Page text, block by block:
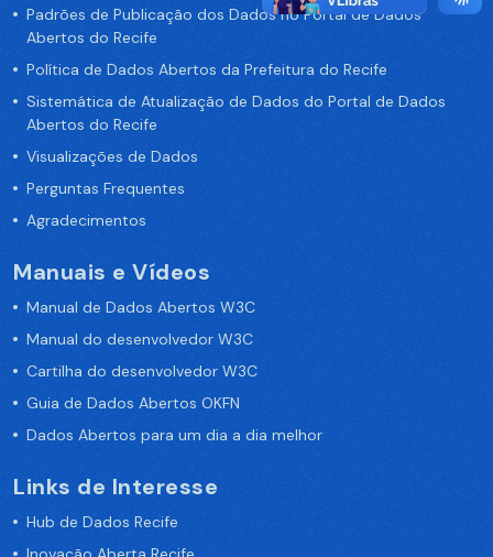
Padrões de Publicação dos Dados no Portal de Dados
Abertos do Recife
Política de Dados Abertos da Prefeitura do Recife
Sistemática de Atualização de Dados do Portal de Dados
Abertos do Recife
Visualizações de Dados
Perguntas Frequentes
Agradecimentos
Manuais e Vídeos
Manual de Dados Abertos W3C
Manual do desenvolvedor W3C
Cartilha do desenvolvedor W3C
Guia de Dados Abertos OKFN
Dados Abertos para um dia a dia melhor
Links de Interesse
Hub de Dados Recife